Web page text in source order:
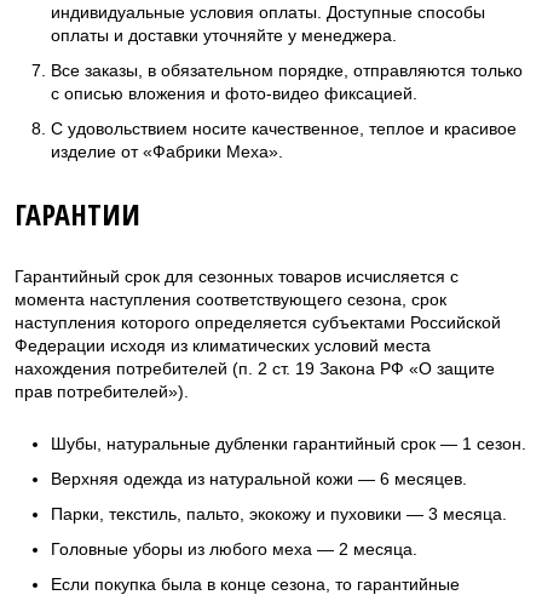
индивидуальные условия оплаты. Доступные способы
оплаты и доставки уточняйте у менеджера.
Все заказы, в обязательном порядке, отправляются только
с описью вложения и фото-видео фиксацией.
С удовольствием носите качественное, теплое и красивое
изделие от «Фабрики Меха».
ГАРАНТИИ
Гарантийный срок для сезонных товаров исчисляется с
момента наступления соответствующего сезона, срок
наступления которого определяется субъектами Российской
Федерации исходя из климатических условий места
нахождения потребителей (п. 2 ст. 19 Закона РФ «О защите
прав потребителей»).
Шубы, натуральные дубленки гарантийный срок — 1 сезон.
Верхняя одежда из натуральной кожи — 6 месяцев.
Парки, текстиль, пальто, экокожу и пуховики — 3 месяца.
Головные уборы из любого меха — 2 месяца.
Если покупка была в конце сезона, то гарантийные